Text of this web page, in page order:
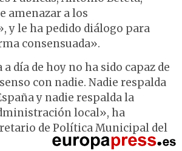
amenazar a los
y le ha pedido diálogo para
consensuada».
día de hoy no ha sido capaz de
con nadie. Nadie respalda
y nadie respalda la
local», ha
de Política Municipal del